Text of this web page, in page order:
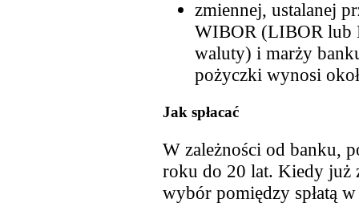
zmiennej, ustalanej
WIBOR (LIBOR lub
waluty) i marży
pożyczki wynosi
Jak spłacać
W zależności od banku,
roku do 20 lat. Kiedy już
wybór pomiędzy spłatą